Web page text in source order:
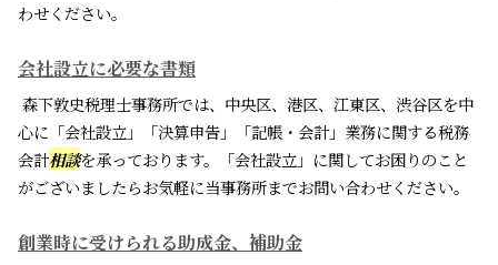
わせください。
会社設立に必要な書類
森下敦史税理士事務所では、中央区、港区、江東区、渋谷区を中
心に「会社設立」「決算申告」「記帳・会計」業務に関する税務
会計相談を承っております。「会社設立」に関してお困りのこと
がございましたらお気軽に当事務所までお問い合わせください。
創業時に受けられる助成金、補助金